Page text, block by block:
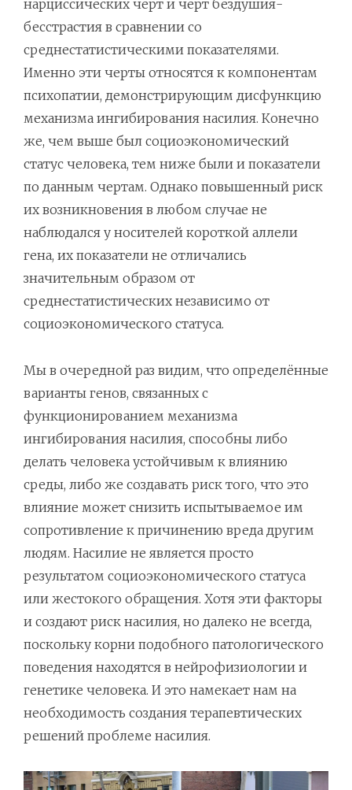
нарциссических черт и черт бездушия-
бесстрастия в сравнении со
среднестатистическими показателями.
Именно эти черты относятся к компонентам
психопатии, демонстрирующим дисфункцию
механизма ингибирования насилия. Конечно
же, чем выше был социоэкономический
статус человека, тем ниже были и показатели
по данным чертам. Однако повышенный риск
их возникновения в любом случае не
наблюдался у носителей короткой аллели
гена, их показатели не отличались
значительным образом от
среднестатистических независимо от
социоэкономического статуса.
Мы в очередной раз видим, что определённые
варианты генов, связанных с
функционированием механизма
ингибирования насилия, способны либо
делать человека устойчивым к влиянию
среды, либо же создавать риск того, что это
влияние может снизить испытываемое им
сопротивление к причинению вреда другим
людям. Насилие не является просто
результатом социоэкономического статуса
или жестокого обращения. Хотя эти факторы
и создают риск насилия, но далеко не всегда,
поскольку корни подобного патологического
поведения находятся в нейрофизиологии и
генетике человека. И это намекает нам на
необходимость создания терапевтических
решений проблеме насилия.